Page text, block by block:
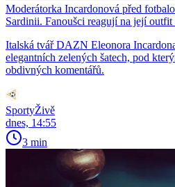
Moderátorka Incardonová před
Sardinii. Fanoušci reagují na její outfit
Italská tvář DAZN Eleonora
elegantních zelených šatech, pod
obdivných komentářů.
SportyŽivě
dnes, 14:55
3 min